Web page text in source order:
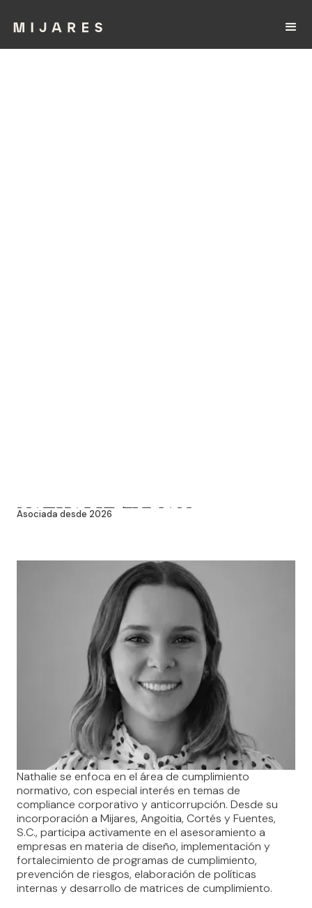
NATHALIE ZYMAN
ZAGURSKY
Asociada desde 2026
Nathalie se enfoca en el área de cumplimiento
normativo, con especial interés en temas de
compliance corporativo y anticorrupción. Desde su
incorporación a Mijares, Angoitia, Cortés y Fuentes,
S.C., participa activamente en el asesoramiento a
empresas en materia de diseño, implementación y
fortalecimiento de programas de cumplimiento,
prevención de riesgos, elaboración de políticas
internas y desarrollo de matrices de cumplimiento.